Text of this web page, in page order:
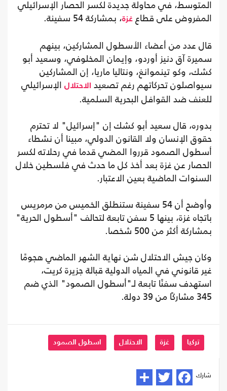
المتوسط، في محاولة جديدة لكسر الحصار الإسرائيلي
المفروض على قطاع غزة، بمشاركة 54 سفينة.
قال عدد من أعضاء الأسطول المشاركين، بينهم
سميرة آق دنيز أوردو، وإيمان المخلوفي، وسعيد أبو
كشك، وكو تينموانغ، ونتاليا ماريا، إن المشاركين
سيواصلون تحركاتهم رغم تصعيد الاحتلال الإسرائيلي
للعنف ضد القوافل البحرية السلمية.
بدوره، قال سعيد أبو كشك إن "إسرائيل" لا تحترم
حقوق الإنسان ولا القانون الدولي، مبينا أن نشطاء
أسطول الصمود قرروا المضي قدما في رحلاته لكسر
الحصار عن غزة بعد أخذ كل ما حدث في فلسطين خلال
السنوات الماضية بعين الاعتبار.
وأوضح أن 54 سفينة ستنطلق الخميس من مرمريس
باتجاه غزة، بينها 5 سفن تابعة لتحالف "أسطول الحرية"
بمشاركة أكثر من 500 شخصا.
وكان جيش الاحتلال شن نهاية الشهر الماضي هجومًا
غير قانوني في المياه الدولية قبالة جزيرة كريت،
استهدف سفنًا تابعة لـ"أسطول الصمود" الذي ضم
345 مشاركًا من 39 دولة.
تركيا غزة الاحتلال اسطول الصمود
شارك